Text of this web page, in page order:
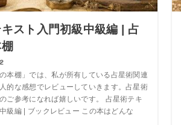
スト入門初級中級編 | 占
本棚」では、私が所有している占星術関連
的な感想でレビューしていきます。占星術
ご参考になれば嬉しいです。 占星術テキ
級編 | ブックレビュー この本はどんな